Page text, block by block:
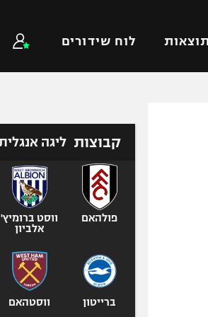
תוצאות לוח שידורים
טניס
כדוריד
כדורעף
שחייה
ג'ודו
אגרוף
ספורט
קבוצות ליגה
פולהאם
ווסט ברומיץ'
אלביון
ברייטון ווסטהאם